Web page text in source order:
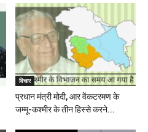
विचार
प्रधान मंत्री मोदी, आर वेंकटरमण के
जम्मू-कश्मीर के तीन हिस्से करने...